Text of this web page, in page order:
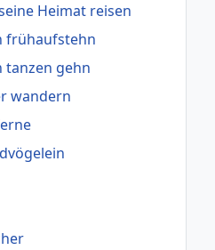
Heimat reisen
frühaufstehn
tanzen gehn
wandern